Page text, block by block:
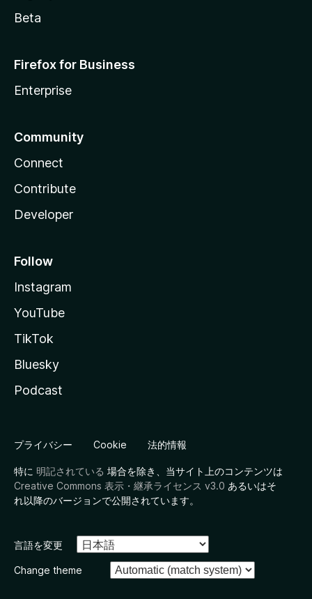
Beta
Firefox for Business
Enterprise
Community
Connect
Contribute
Developer
Follow
Instagram
YouTube
TikTok
Bluesky
Podcast
プライバシー Cookie 法的情報
特に 明記されている 場合を除き、当サイト上のコンテンツは
Creative Commons 表示・継承ライセンス v3.0 あるいはそ
れ以降のバージョンで公開されています。
言語を変更
Change theme